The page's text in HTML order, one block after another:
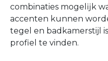
combinaties mogelĳk
accenten kunnen
tegel en badkamerstijl
profiel te vinden.